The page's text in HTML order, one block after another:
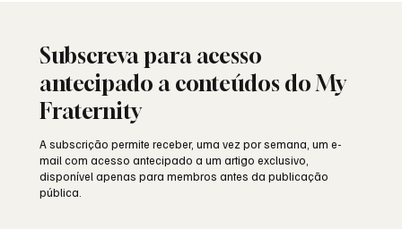
Subscreva para acesso
antecipado a conteúdos do My
Fraternity
A subscrição permite receber, uma vez por semana, um e-
mail com acesso antecipado a um artigo exclusivo,
disponível apenas para membros antes da publicação
pública.